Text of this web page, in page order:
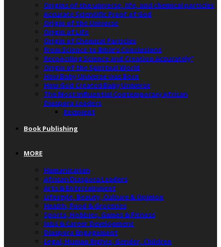
Origins of the universe, life, and chemical particles
Accurate Scientific Proof of God
Origin of the Universe
Origin of Life
Origin of Chemical Particles
From Science to Bible’s Conclusions
Reconciling Science and Creation Accurately”
Origin of the Spiritual World
How Baby Universe was Born
How God Created Baby Universe
The Most Influential Contemporary African
Diaspora Leaders
Recipient
Book Publishing
MORE
Humanitarian
African Diaspora Leaders
Arts & Entertainment
Lifestyle, Beauty, Culture & Opinion
Health, Food & Groceries
Sports, Hobbies, Games & Fitness
Jobs & Career Development
Diaspora Engagement
Legal, Human Rights, Gender, Children